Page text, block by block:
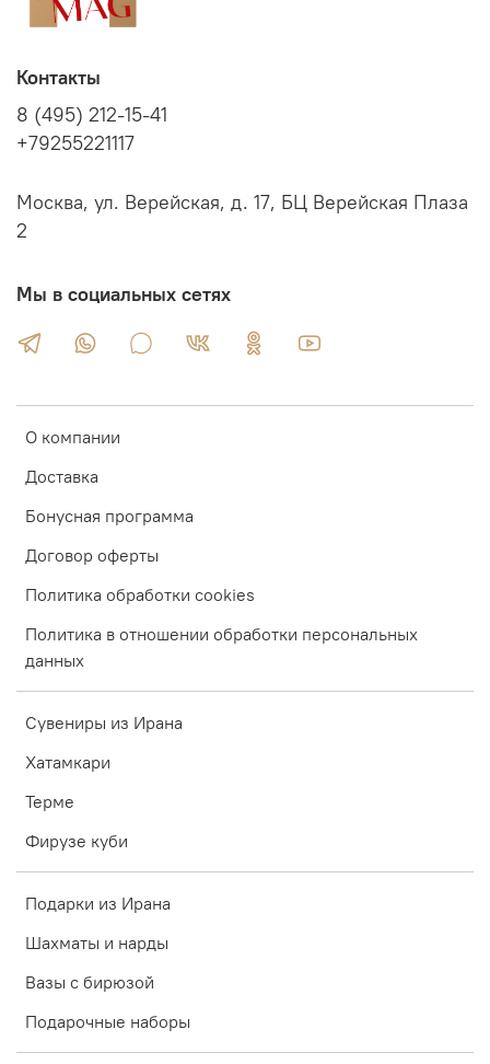
О компании
Доставка
Бонусная программа
Договор оферты
Политика обработки cookies
Политика в отношении обработки персональных
данных
Сувениры из Ирана
Хатамкари
Терме
Фирузе куби
Подарки из Ирана
Шахматы и нарды
Вазы с бирюзой
Подарочные наборы
Контакты
8 (495) 212-15-41
+79255221117
Москва, ул. Верейская, д. 17, БЦ Верейская Плаза
2
Мы в социальных сетях